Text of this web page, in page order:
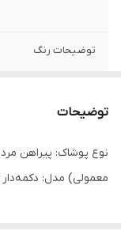
توضیحات رنگ
توضیحات سایز
شیوه اندازه گیری
توضیحات
نوع پوشاک: پیراهن
معمولی) مدل: